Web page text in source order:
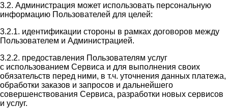
3.2. Администрация может использовать персональную
информацию Пользователей для целей:
3.2.1. идентификации стороны в рамках договоров между
Пользователем и Администрацией.
3.2.2. предоставления Пользователям услуг
с использованием Сервиса и для выполнения своих
обязательств перед ними, в т.ч. уточнения данных платежа,
обработки заказов и запросов и дальнейшего
совершенствования Сервиса, разработки новых сервисов
и услуг.